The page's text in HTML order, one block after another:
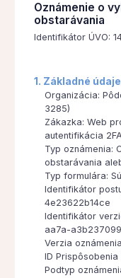
Oznámenie o
obstarávania
Identifikátor ÚVO:
1. Základné údaje
Organizácia:
3285)
Zákazka: Web
autentifikácia
Typ oznámenia:
obstarávania
Typ formulára:
Identifikátor
4e23622b14ce
Identifikátor
aa7a-
Verzia
ID Prispôsobenia
Podtyp